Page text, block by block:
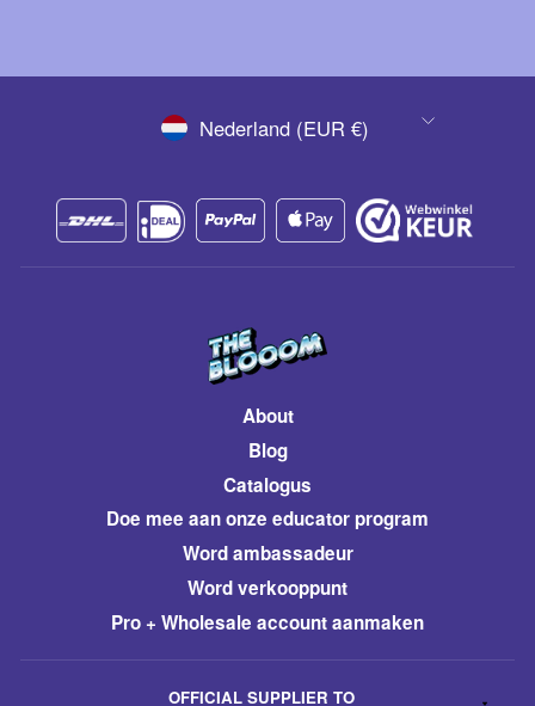
VALUTANederland (EUR €)
About
Blog
Catalogus
​Doe mee aan onze educator program
Word ambassadeur
​Word verkooppunt
Pro + Wholesale account aanmaken
OFFICIAL SUPPLIER TO